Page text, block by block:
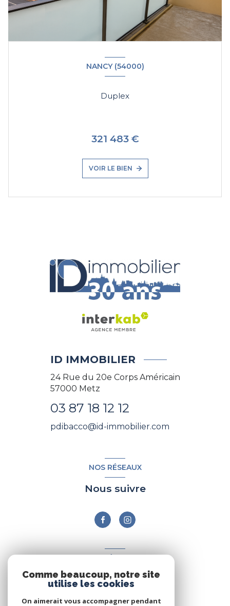
NANCY (54000)
Duplex
321 483 €
VOIR LE BIEN
ID IMMOBILIER
24 Rue du 20e Corps Américain
57000 Metz
03 87 18 12 12
pdibacco@id-immobilier.com
NOS RÉSEAUX
Nous suivre
Nous adhérons
Comme beaucoup, notre site
utilise les cookies
On aimerait vous accompagner pendant